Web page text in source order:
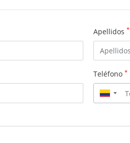
Apellidos *
Teléfono *
▼